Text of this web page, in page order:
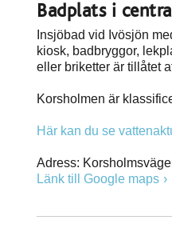
Badplats i
Insjöbad vid Ivösjön
kiosk, badbryggor,
eller briketter är tillåtet
Korsholmen är
Här kan du se
Adress:
Länk till Google maps